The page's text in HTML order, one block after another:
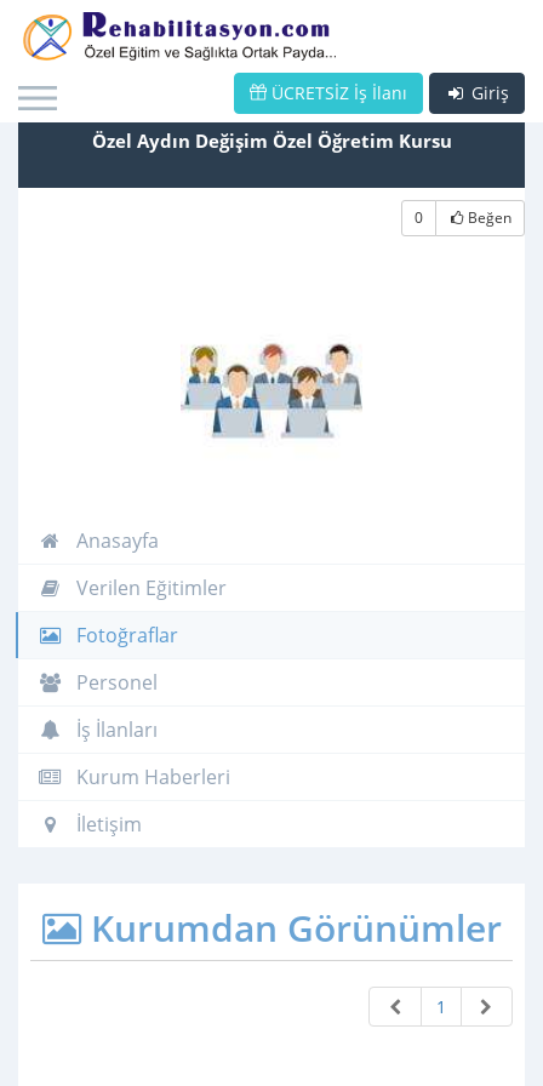
Giriş
ÜCRETSİZ İş İlanı
Özel Aydın Değişim Özel Öğretim Kursu
0 Beğen
Anasayfa
Verilen Eğitimler
Fotoğraflar
Personel
İş İlanları
Kurum Haberleri
İletişim
Kurumdan Görünümler
1